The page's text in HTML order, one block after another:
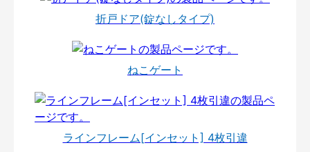
折戸ドア(錠なしタイプ)
ねこゲート
ラインフレーム[インセット] 4枚引違